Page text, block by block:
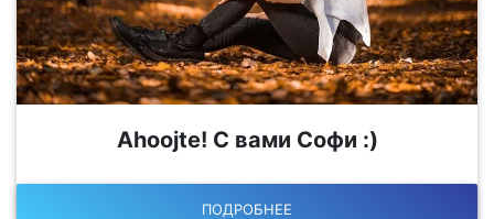
Ahoojte! С вами Софи :)
ПОДРОБНЕЕ